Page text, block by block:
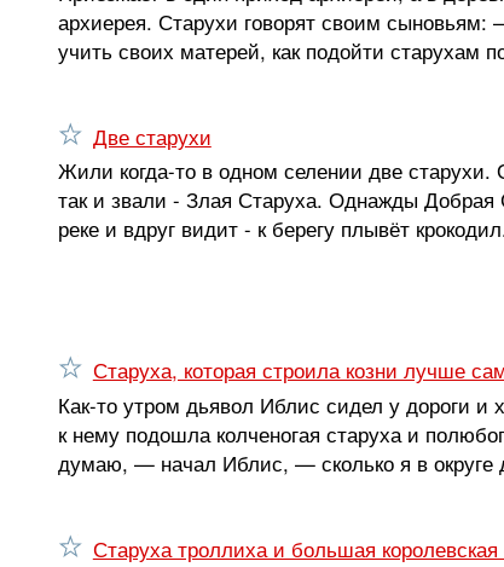
архиерея. Старухи говорят своим
учить своих матерей, как подойти
Две старухи
Жили когда-то в одном селении две
так и звали - Злая Старуха. Однажды
реке и вдруг видит - к берегу плывёт
Старуха, которая строила козни лучше
Как-то утром дьявол Иблис сидел у дороги
к нему подошла колченогая старуха и
думаю, — начал Иблис, — сколько я в округе
Старуха троллиха и большая королевская